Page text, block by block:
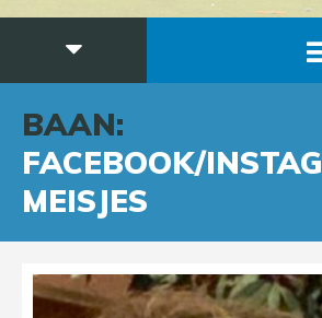
BAAN:
FACEBOOK/
MEISJES